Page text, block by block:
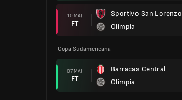
10 MAJ
FT
Sportivo San Lorenzo
Olimpia
Copa Sudamericana
07 MAJ
FT
Barracas Central
Olimpia